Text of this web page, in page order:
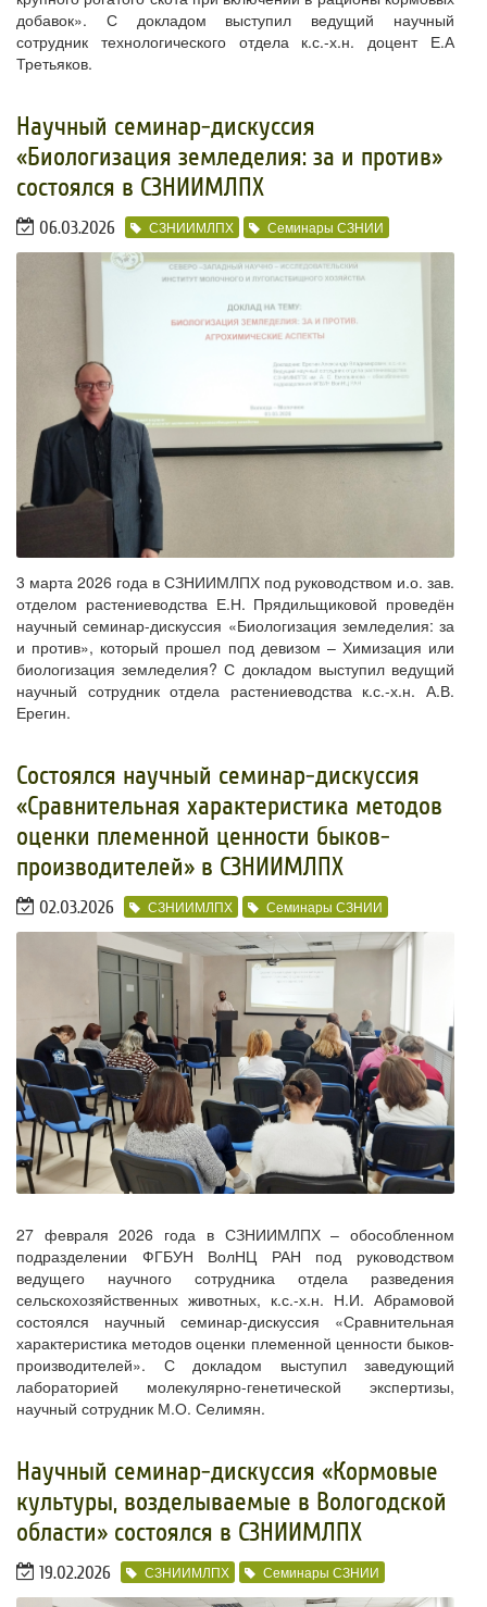
добавок». С докладом выступил ведущий научный
сотрудник технологического отдела к.с.-х.н. доцент Е.А
Третьяков.
​Научный семинар-дискуссия
«Биологизация земледелия: за и против»
состоялся в СЗНИИМЛПХ
06.03.2026 СЗНИИМЛПХ Семинары СЗНИИ
3 марта 2026 года в СЗНИИМЛПХ под руководством и.о. зав.
отделом растениеводства Е.Н. Прядильщиковой проведён
научный семинар-дискуссия «Биологизация земледелия: за
и против», который прошел под девизом – Химизация или
биологизация земледелия? С докладом выступил ведущий
научный сотрудник отдела растениеводства к.с.-х.н. А.В.
Ерегин.
​Состоялся научный семинар-дискуссия
«Сравнительная характеристика методов
оценки племенной ценности быков-
производителей» в СЗНИИМЛПХ
02.03.2026 СЗНИИМЛПХ Семинары СЗНИИ
27 февраля 2026 года в СЗНИИМЛПХ – обособленном
подразделении ФГБУН ВолНЦ РАН под руководством
ведущего научного сотрудника отдела разведения
сельскохозяйственных животных, к.с.-х.н. Н.И. Абрамовой
состоялся научный семинар-дискуссия «Сравнительная
характеристика методов оценки племенной ценности быков-
производителей». С докладом выступил заведующий
лабораторией молекулярно-генетической экспертизы,
научный сотрудник М.О. Селимян.
​Научный семинар-дискуссия «Кормовые
культуры, возделываемые в Вологодской
области» состоялся в СЗНИИМЛПХ
19.02.2026 СЗНИИМЛПХ Семинары СЗНИИ